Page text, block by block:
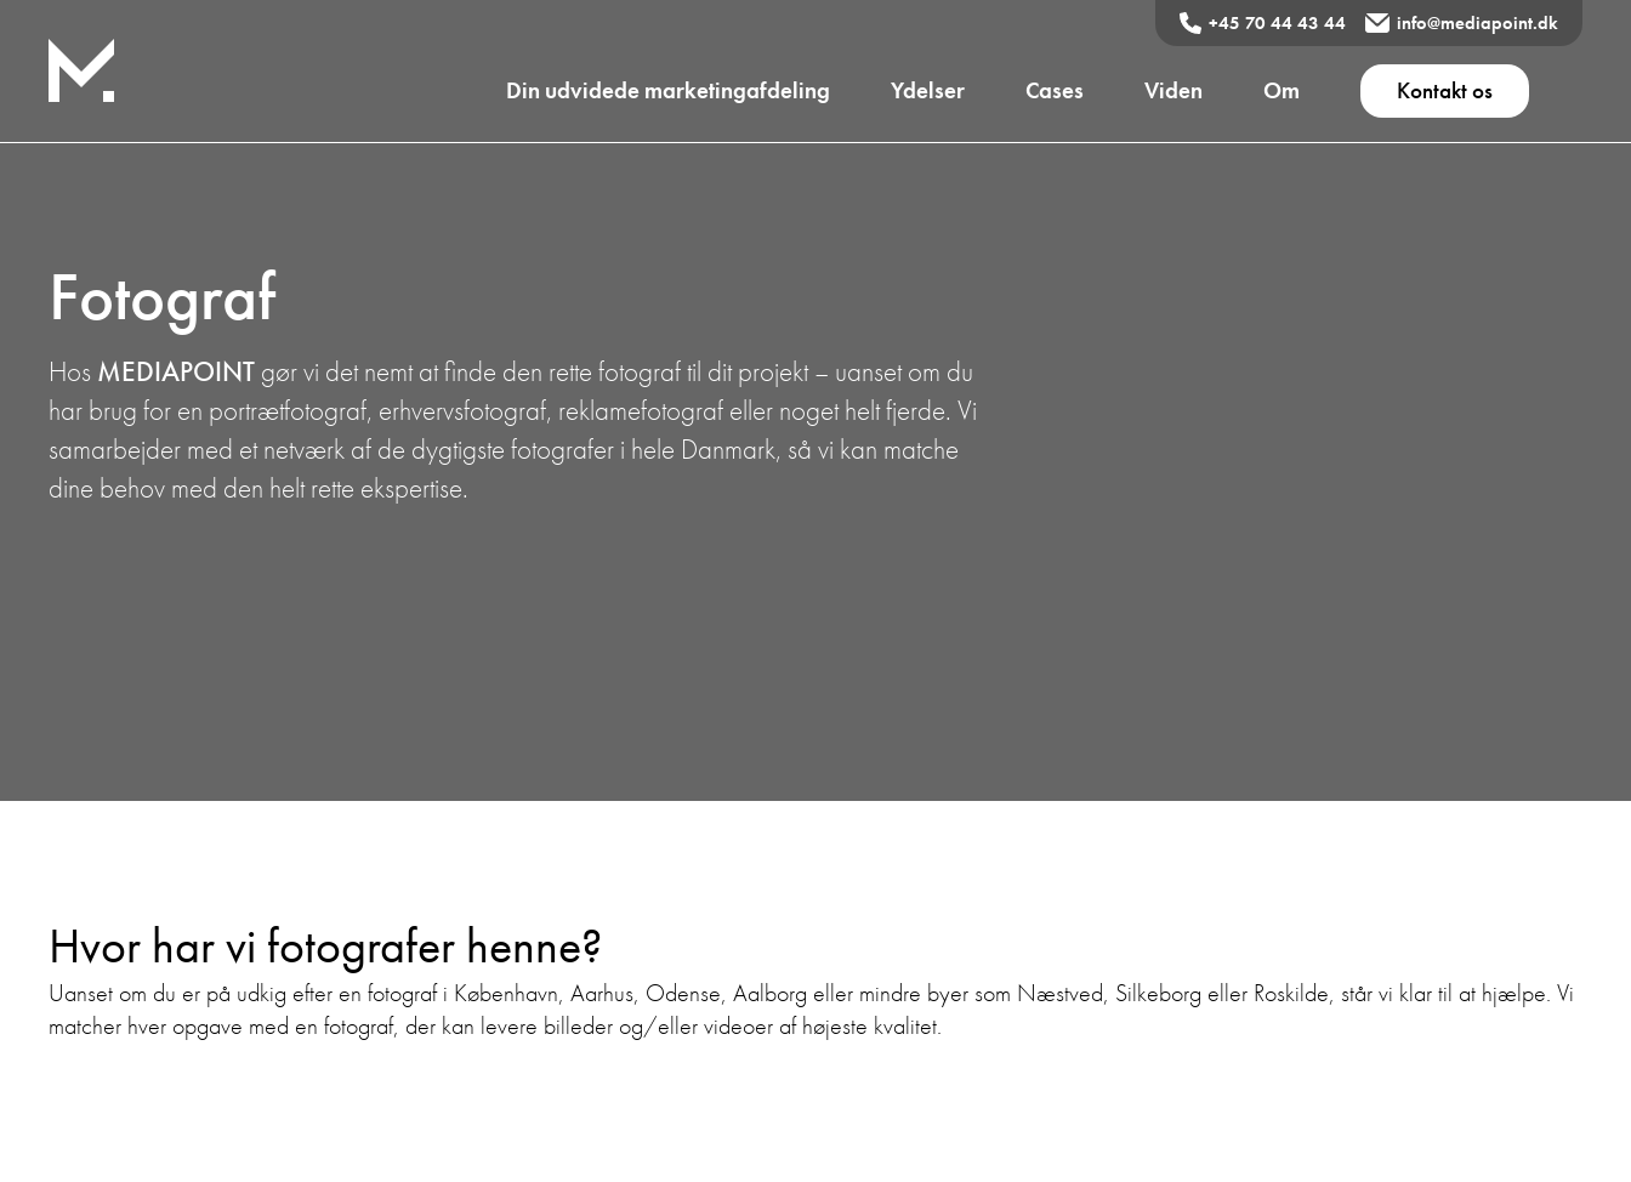
+45 70 44 43 44 info@mediapoint.dk
Din udvidede marketingafdeling Ydelser Cases Viden Om Kontakt os
Fotograf
Hos MEDIAPOINT gør vi det nemt at finde den rette fotograf til dit projekt – uanset om du
har brug for en portrætfotograf, erhvervsfotograf, reklamefotograf eller noget helt fjerde. Vi
samarbejder med et netværk af de dygtigste fotografer i hele Danmark, så vi kan matche
dine behov med den helt rette ekspertise.
Hvor har vi fotografer henne?
Uanset om du er på udkig efter en fotograf i København, Aarhus, Odense, Aalborg eller mindre byer som Næstved, Silkeborg eller Roskilde, står vi klar til at hjælpe. Vi
matcher hver opgave med en fotograf, der kan levere billeder og/eller videoer af højeste kvalitet.